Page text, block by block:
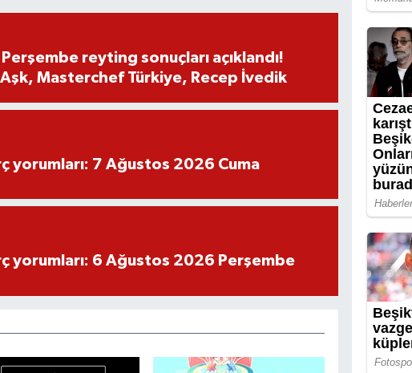
reyting sonuçları açıklandı!
Masterchef Türkiye, Recep İvedik
yorumları: 7 Ağustos 2026 Cuma
yorumları: 6 Ağustos 2026 Perşembe